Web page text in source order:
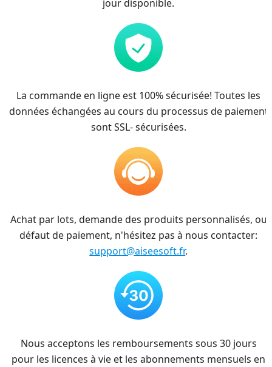
jour disponible.
La commande en ligne est 100% sécurisée! Toutes les
données échangées au cours du processus de paiement
sont SSL- sécurisées.
Achat par lots, demande des produits personnalisés, ou
défaut de paiement, n'hésitez pas à nous contacter:
support@aiseesoft.fr.
Nous acceptons les remboursements sous 30 jours
pour les licences à vie et les abonnements mensuels en